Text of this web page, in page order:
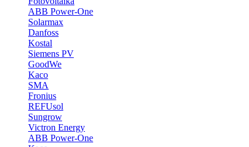
ABB Power-One
Solarmax
Danfoss
Kostal
Siemens PV
GoodWe
Kaco
SMA
Fronius
REFUsol
Sungrow
Victron Energy
ABB Power-One